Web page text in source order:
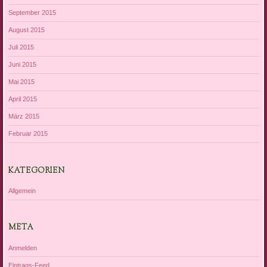
September 2015
August 2015
Juli 2015
Juni 2015
Mai 2015
April 2015
März 2015
Februar 2015
KATEGORIEN
Allgemein
META
Anmelden
Eintrags-Feed